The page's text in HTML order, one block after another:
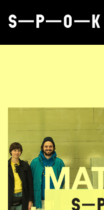
Om SPOK
Samarbeten
Aktuellt i SPOK-nätverket